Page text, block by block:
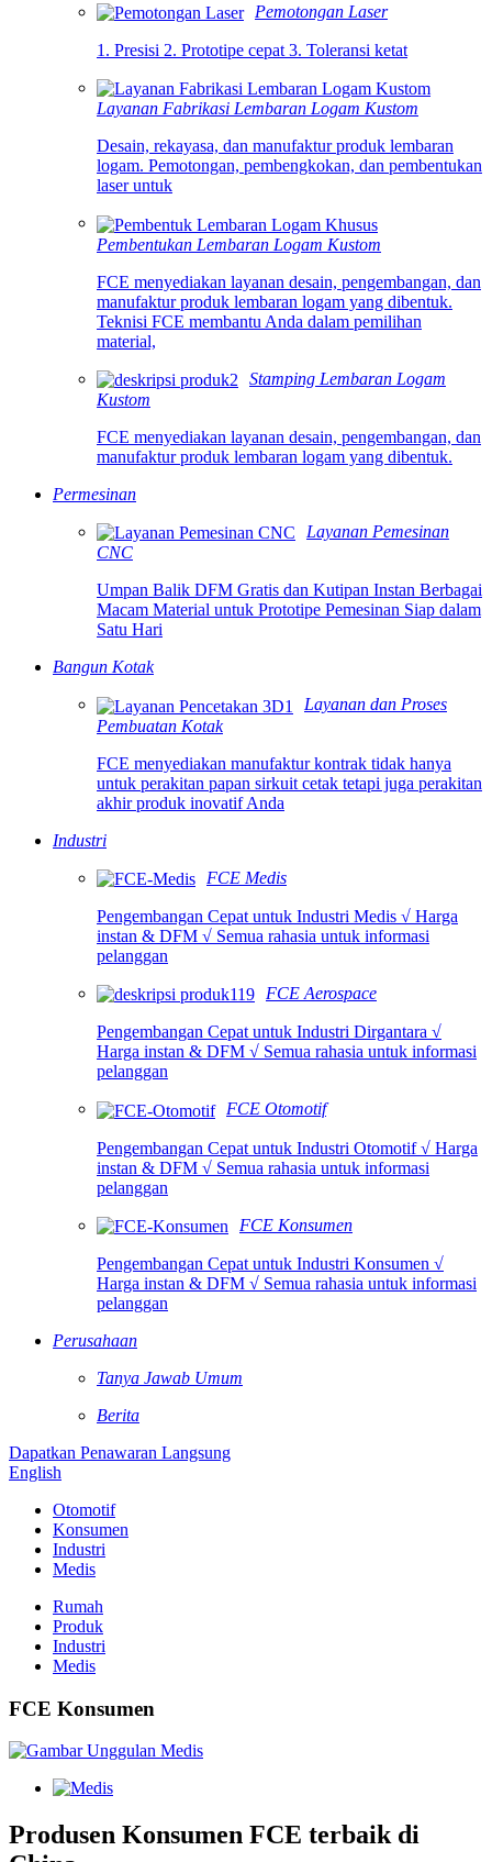
Pemotongan Laser
1. Presisi 2. Prototipe cepat 3. Toleransi ketat
Layanan Fabrikasi Lembaran Logam Kustom
Desain, rekayasa, dan manufaktur produk lembaran
logam. Pemotongan, pembengkokan, dan pembentukan
laser untuk
Pembentukan Lembaran Logam Kustom
FCE menyediakan layanan desain, pengembangan, dan
manufaktur produk lembaran logam yang dibentuk.
Teknisi FCE membantu Anda dalam pemilihan
material,
Stamping Lembaran Logam
Kustom
FCE menyediakan layanan desain, pengembangan, dan
manufaktur produk lembaran logam yang dibentuk.
Permesinan
Layanan Pemesinan
CNC
Umpan Balik DFM Gratis dan Kutipan Instan Berbagai
Macam Material untuk Prototipe Pemesinan Siap dalam
Satu Hari
Bangun Kotak
Layanan dan Proses
Pembuatan Kotak
FCE menyediakan manufaktur kontrak tidak hanya
untuk perakitan papan sirkuit cetak tetapi juga perakitan
akhir produk inovatif Anda
Industri
FCE Medis
Pengembangan Cepat untuk Industri Medis √ Harga
instan & DFM √ Semua rahasia untuk informasi
pelanggan
FCE Aerospace
Pengembangan Cepat untuk Industri Dirgantara √
Harga instan & DFM √ Semua rahasia untuk informasi
pelanggan
FCE Otomotif
Pengembangan Cepat untuk Industri Otomotif √ Harga
instan & DFM √ Semua rahasia untuk informasi
pelanggan
FCE Konsumen
Pengembangan Cepat untuk Industri Konsumen √
Harga instan & DFM √ Semua rahasia untuk informasi
pelanggan
Perusahaan
Tanya Jawab Umum
Berita
Dapatkan Penawaran Langsung
English
Otomotif
Konsumen
Industri
Medis
Rumah
Produk
Industri
Medis
FCE Konsumen
Produsen Konsumen FCE terbaik di